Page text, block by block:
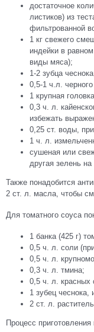
достаточное
листиков) из
фильтрованной
1 кг свежего
индейки в
виды мяса);
1-2 зубца
0,5-1 ч.л.
1 крупная
0,3 ч. л.
избежать
0,25 ст. воды,
1 ч. л.
сушеная или
другая зелень на
Также понадобится
2 ст. л. масла, чтобы
Для томатного соуса
1 банка (425 г)
0,5 ч. л. соли
0,5 ч. л.
0,3 ч. л. тмина;
0,5 ч. л. красных
1 зубец чеснока,
2 ст. л.
Процесс приготовления